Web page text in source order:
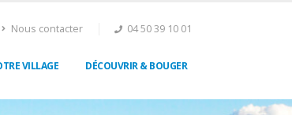
Nous contacter 04 50 39 10 01
VILLAGE DÉCOUVRIR & BOUGER